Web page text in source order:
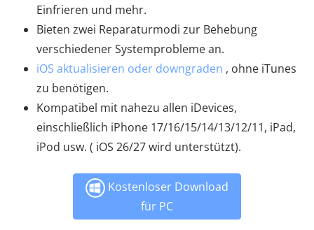
Einfrieren und mehr.
Bieten zwei Reparaturmodi zur Behebung
verschiedener Systemprobleme an.
iOS aktualisieren oder downgraden , ohne iTunes
zu benötigen.
Kompatibel mit nahezu allen iDevices,
einschließlich iPhone 17/16/15/14/13/12/11, iPad,
iPod usw. ( iOS 26/27 wird unterstützt).
Kostenloser Download
für PC